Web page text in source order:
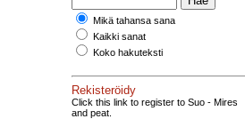
Mikä tahansa sana
Kaikki sanat
Koko hakuteksti
Rekisteröidy
Click this link to register to Suo - Mires
and peat.